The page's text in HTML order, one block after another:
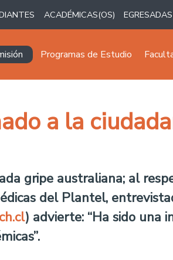
ACADÉMICAS(OS)
principal
Programas de Estudio
a la
gripe australiana; al
del Plantel,
) advierte: “Ha sido una